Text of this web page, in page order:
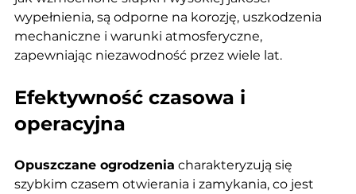
wypełnienia, są odporne na korozję, uszkodzenia
mechaniczne i warunki atmosferyczne,
zapewniając niezawodność przez wiele lat.
Efektywność czasowa i
operacyjna
Opuszczane ogrodzenia charakteryzują się
szybkim czasem otwierania i zamykania, co jest